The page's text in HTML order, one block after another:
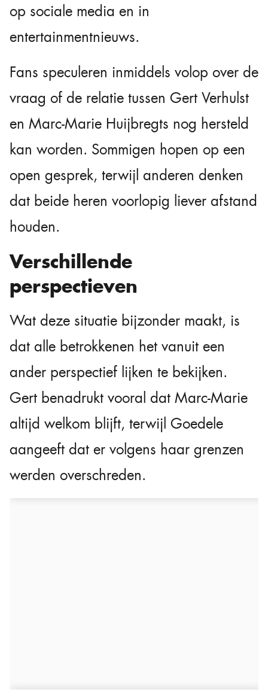
op sociale media en in
entertainmentnieuws.
Fans speculeren inmiddels volop over de
vraag of de relatie tussen Gert Verhulst
en Marc-Marie Huijbregts nog hersteld
kan worden. Sommigen hopen op een
open gesprek, terwijl anderen denken
dat beide heren voorlopig liever afstand
houden.
Verschillende
perspectieven
Wat deze situatie bijzonder maakt, is
dat alle betrokkenen het vanuit een
ander perspectief lijken te bekijken.
Gert benadrukt vooral dat Marc-Marie
altijd welkom blijft, terwijl Goedele
aangeeft dat er volgens haar grenzen
werden overschreden.